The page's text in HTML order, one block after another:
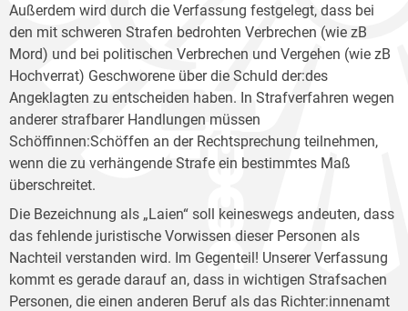
Außerdem wird durch die Verfassung festgelegt, dass bei
den mit schweren Strafen bedrohten Verbrechen (wie zB
Mord) und bei politischen Verbrechen und Vergehen (wie zB
Hochverrat) Geschworene über die Schuld der:des
Angeklagten zu entscheiden haben. In Strafverfahren wegen
anderer strafbarer Handlungen müssen
Schöffinnen:Schöffen an der Rechtsprechung teilnehmen,
wenn die zu verhängende Strafe ein bestimmtes Maß
überschreitet.
Die Bezeichnung als „Laien“ soll keineswegs andeuten, dass
das fehlende juristische Vorwissen dieser Personen als
Nachteil verstanden wird. Im Gegenteil! Unserer Verfassung
kommt es gerade darauf an, dass in wichtigen Strafsachen
Personen, die einen anderen Beruf als das Richter:innenamt